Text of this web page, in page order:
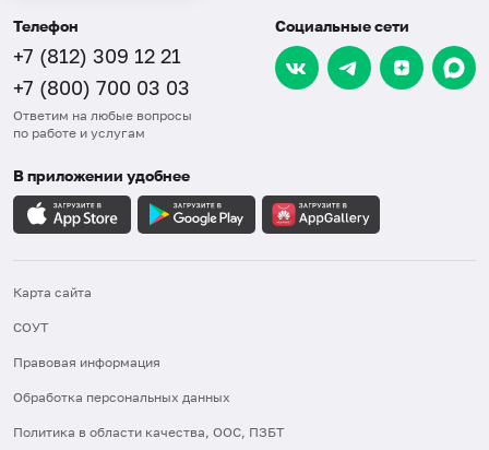
Телефон
+7 (812) 309 12 21
+7 (800) 700 03 03
Ответим на любые вопросы
по работе и услугам
Социальные сети
В приложении удобнее
Карта сайта
СОУТ
Правовая информация
Обработка персональных данных
Политика в области качества, ООС, ПЗБТ